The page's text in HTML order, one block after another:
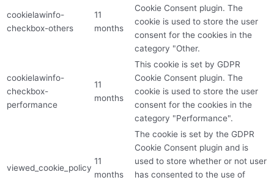
cookielawinfo-
checkbox-others
11
months
Cookie Consent plugin. The
cookie is used to store the user
consent for the cookies in the
category "Other.
cookielawinfo-
checkbox-
performance
11
months
This cookie is set by GDPR
Cookie Consent plugin. The
cookie is used to store the user
consent for the cookies in the
category "Performance".
viewed_cookie_policy
11
months
The cookie is set by the GDPR
Cookie Consent plugin and is
used to store whether or not user
has consented to the use of